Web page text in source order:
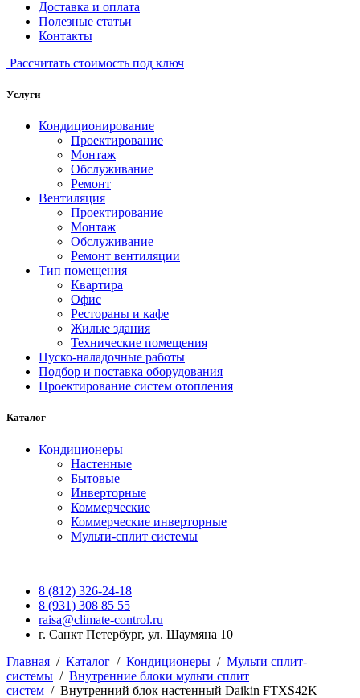
Доставка и оплата
Полезные статьи
Контакты
Рассчитать стоимость под ключ
Услуги
Кондиционирование
Проектирование
Монтаж
Обслуживание
Ремонт
Вентиляция
Проектирование
Монтаж
Обслуживание
Ремонт вентиляции
Тип помещения
Квартира
Офис
Рестораны и кафе
Жилые здания
Технические помещения
Пуско-наладочные работы
Подбор и поставка оборудования
Проектирование систем отопления
Каталог
Кондиционеры
Настенные
Бытовые
Инверторные
Коммерческие
Коммерческие инверторные
Мульти-сплит системы
8 (812) 326-24-18
8 (931) 308 85 55
raisa@climate-control.ru
г. Санкт Петербург, ул. Шаумяна 10
Главная / Каталог / Кондиционеры / Мульти сплит-
системы / Внутренние блоки мульти сплит
систем / Внутренний блок настенный Daikin FTXS42K